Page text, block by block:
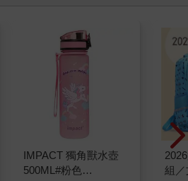
IMPACT 獨角獸水壺
500ML#粉色
組